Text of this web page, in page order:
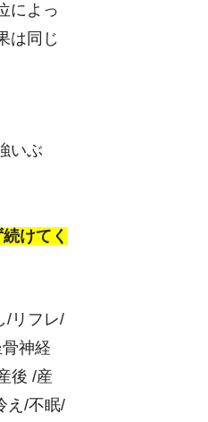
によっ
は同じ
いぶ
けてく
/リフレ/
神経
後 /産
え/不眠/